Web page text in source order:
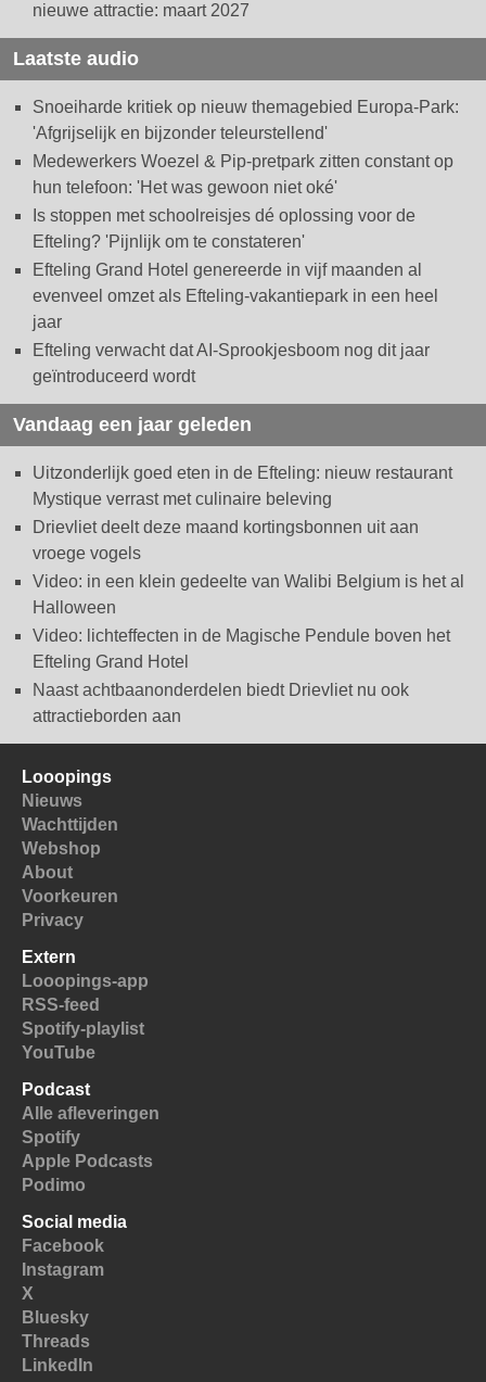
nieuwe attractie: maart 2027
Laatste audio
Snoeiharde kritiek op nieuw themagebied Europa-Park:
'Afgrijselijk en bijzonder teleurstellend'
Medewerkers Woezel & Pip-pretpark zitten constant op
hun telefoon: 'Het was gewoon niet oké'
Is stoppen met schoolreisjes dé oplossing voor de
Efteling? 'Pijnlijk om te constateren'
Efteling Grand Hotel genereerde in vijf maanden al
evenveel omzet als Efteling-vakantiepark in een heel
jaar
Efteling verwacht dat AI-Sprookjesboom nog dit jaar
geïntroduceerd wordt
Vandaag een jaar geleden
Uitzonderlijk goed eten in de Efteling: nieuw restaurant
Mystique verrast met culinaire beleving
Drievliet deelt deze maand kortingsbonnen uit aan
vroege vogels
Video: in een klein gedeelte van Walibi Belgium is het al
Halloween
Video: lichteffecten in de Magische Pendule boven het
Efteling Grand Hotel
Naast achtbaanonderdelen biedt Drievliet nu ook
attractieborden aan
Looopings
Nieuws
Wachttijden
Webshop
About
Voorkeuren
Privacy
Extern
Looopings-app
RSS-feed
Spotify-playlist
YouTube
Podcast
Alle afleveringen
Spotify
Apple Podcasts
Podimo
Social media
Facebook
Instagram
X
Bluesky
Threads
LinkedIn